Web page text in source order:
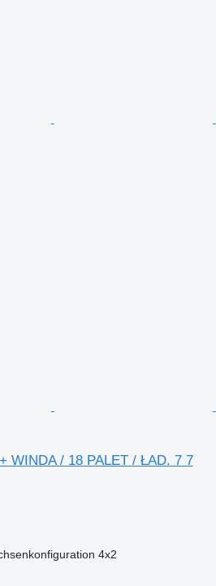
WINDA / 18 PALET / ŁAD. 7 7
4x2